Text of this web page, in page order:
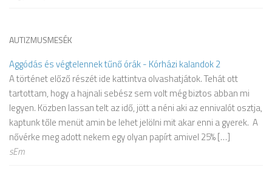
AUTIZMUSMESÉK
Aggódás és végtelennek tűnő órák - Kórházi kalandok 2
A történet előző részét ide kattintva olvashatjátok. Tehát ott
tartottam, hogy a hajnali sebész sem volt még biztos abban mi
legyen. Közben lassan telt az idő, jött a néni aki az ennivalót osztja,
kaptunk tőle menüt amin be lehet jelölni mit akar enni a gyerek. A
nővérke meg adott nekem egy olyan papírt amivel 25% […]
sEm